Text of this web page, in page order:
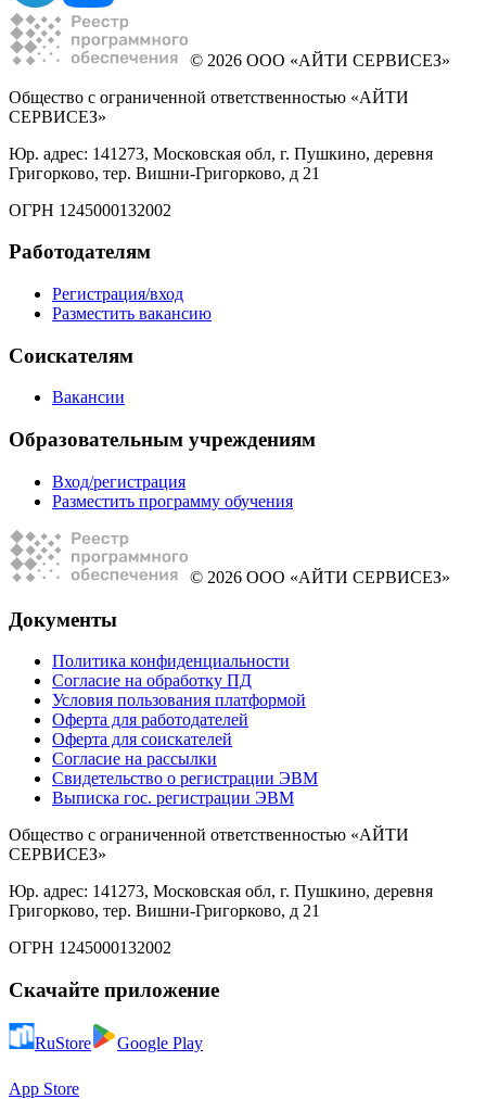
© 2026 ООО «АЙТИ СЕРВИСЕЗ»
Общество с ограниченной ответственностью «АЙТИ
СЕРВИСЕЗ»
Юр. адрес: 141273, Московская обл, г. Пушкино, деревня
Григорково, тер. Вишни-Григорково, д 21
ОГРН 1245000132002
Работодателям
Регистрация/вход
Разместить вакансию
Соискателям
Вакансии
Образовательным учреждениям
Вход/регистрация
Разместить программу обучения
© 2026 ООО «АЙТИ СЕРВИСЕЗ»
Документы
Политика конфиденциальности
Согласие на обработку ПД
Условия пользования платформой
Оферта для работодателей
Оферта для соискателей
Согласие на рассылки
Свидетельство о регистрации ЭВМ
Выписка гос. регистрации ЭВМ
Общество с ограниченной ответственностью «АЙТИ
СЕРВИСЕЗ»
Юр. адрес: 141273, Московская обл, г. Пушкино, деревня
Григорково, тер. Вишни-Григорково, д 21
ОГРН 1245000132002
Скачайте приложение
RuStore Google Play
App Store